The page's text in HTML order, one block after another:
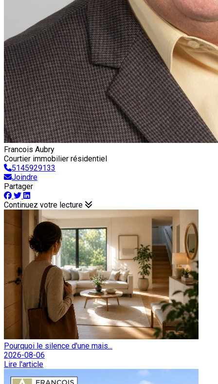
Francois Aubry
Courtier immobilier résidentiel
5145929133
Joindre
Partager
Continuez votre lecture
Pourquoi le silence d'une mais...
2026-08-06
Lire l'article